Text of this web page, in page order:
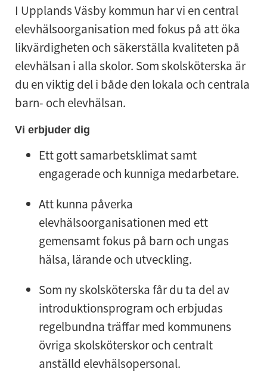
I Upplands Väsby kommun har vi en central
elevhälsoorganisation med fokus på att öka
likvärdigheten och säkerställa kvaliteten på
elevhälsan i alla skolor. Som skolsköterska är
du en viktig del i både den lokala och centrala
barn- och elevhälsan.
Vi erbjuder dig
Ett gott samarbetsklimat samt
engagerade och kunniga medarbetare.
Att kunna påverka
elevhälsoorganisationen med ett
gemensamt fokus på barn och ungas
hälsa, lärande och utveckling.
Som ny skolsköterska får du ta del av
introduktionsprogram och erbjudas
regelbundna träffar med kommunens
övriga skolsköterskor och centralt
anställd elevhälsopersonal.